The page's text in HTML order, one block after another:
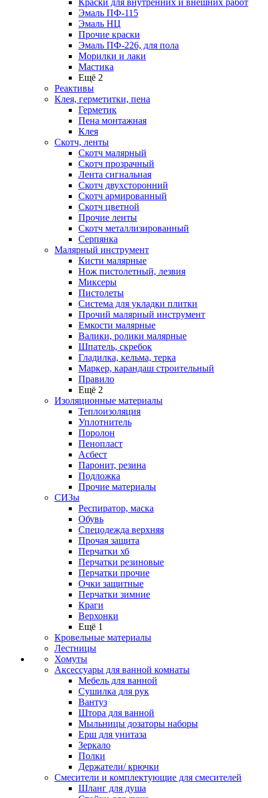
Краски для внутренних и внешних работ
Эмаль ПФ-115
Эмаль НЦ
Прочие краски
Эмаль ПФ-226, для пола
Морилки и лаки
Мастика
Ещё 2
Реактивы
Клея, герметитки, пена
Герметик
Пена монтажная
Клея
Скотч, ленты
Скотч малярный
Скотч прозрачный
Лента сигнальная
Скотч двухсторонний
Скотч армированный
Скотч цветной
Прочие ленты
Скотч металлизированный
Серпянка
Малярный инструмент
Кисти малярные
Нож пистолетный, лезвия
Миксеры
Пистолеты
Система для укладки плитки
Прочий малярный инструмент
Емкости малярные
Валики, ролики малярные
Шпатель, скребок
Гладилка, кельма, терка
Маркер, карандаш строительный
Правило
Ещё 2
Изоляционные материалы
Теплоизоляция
Уплотнитель
Поролон
Пенопласт
Асбест
Паронит, резина
Подложка
Прочие материалы
СИЗы
Респиратор, маска
Обувь
Спецодежда верхняя
Прочая защита
Перчатки хб
Перчатки резиновые
Перчатки прочие
Очки защитные
Перчатки зимние
Краги
Верхонки
Ещё 1
Кровельные материалы
Лестницы
Хомуты
Аксессуары для ванной комнаты
Мебель для ванной
Сушилка для рук
Вантуз
Штора для ванной
Мыльницы дозаторы наборы
Ерш для унитаза
Зеркало
Полки
Держатели/ крючки
Смесители и комплектующие для смесителей
Шланг для душа